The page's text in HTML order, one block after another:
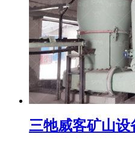
三牠威客矿山设